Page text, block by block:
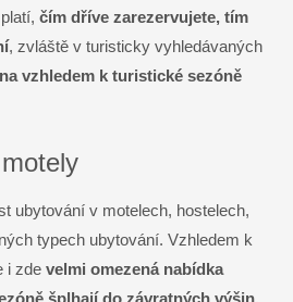
čím dříve zarezervujete, tím
, zvláště v turisticky vyhledávaných
vzhledem k turistické sezóně
ubytování v motelech, hostelech,
typech ubytování. Vzhledem k
i zde velmi omezená nabídka
šplhají do závratných výšin.